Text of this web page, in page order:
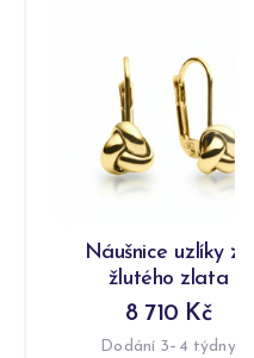
Náušnice uzlíky ze
žlutého zlata
8 710 Kč
Dodání 3–4 týdny